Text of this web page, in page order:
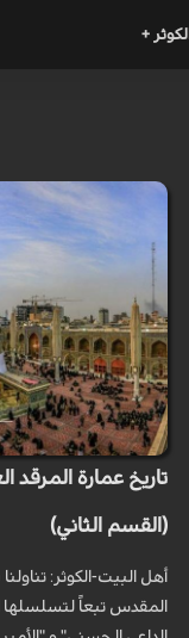
الكوثر +
تاريخ عمارة
(القسم الثاني)
أهل البيت-الكوثر:
المقدس تبعاً